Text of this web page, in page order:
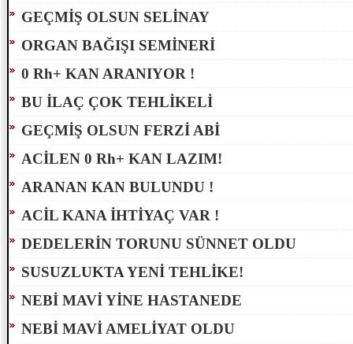
GEÇMİŞ OLSUN SELİNAY
ORGAN BAĞIŞI SEMİNERİ
0 Rh+ KAN ARANIYOR !
BU İLAÇ ÇOK TEHLİKELİ
GEÇMİŞ OLSUN FERZİ ABİ
ACİLEN 0 Rh+ KAN LAZIM!
ARANAN KAN BULUNDU !
ACİL KANA İHTİYAÇ VAR !
DEDELERİN TORUNU SÜNNET OLDU
SUSUZLUKTA YENİ TEHLİKE!
NEBİ MAVİ YİNE HASTANEDE
NEBİ MAVİ AMELİYAT OLDU